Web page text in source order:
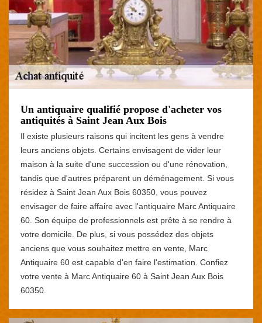
Un antiquaire qualifié propose d'acheter vos
antiquités à Saint Jean Aux Bois
Il existe plusieurs raisons qui incitent les gens à vendre
leurs anciens objets. Certains envisagent de vider leur
maison à la suite d'une succession ou d'une rénovation,
tandis que d'autres préparent un déménagement. Si vous
résidez à Saint Jean Aux Bois 60350, vous pouvez
envisager de faire affaire avec l'antiquaire Marc Antiquaire
60. Son équipe de professionnels est prête à se rendre à
votre domicile. De plus, si vous possédez des objets
anciens que vous souhaitez mettre en vente, Marc
Antiquaire 60 est capable d'en faire l'estimation. Confiez
votre vente à Marc Antiquaire 60 à Saint Jean Aux Bois
60350.